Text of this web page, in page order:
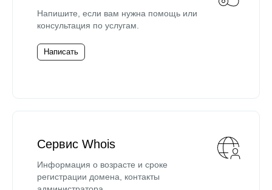
Напишите, если вам нужна помощь или
консультация по услугам.
Написать
Сервис Whois
Информация о возрасте и сроке
регистрации домена, контакты